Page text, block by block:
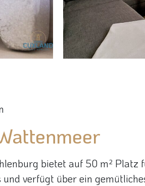
bietet auf 50 m² Platz
verfügt über ein